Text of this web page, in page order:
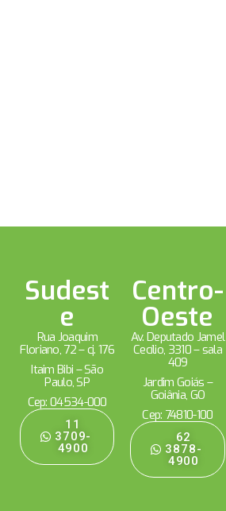
Sudest
e
Rua Joaquim
Floriano, 72 – cj. 176
Itaim Bibi – São
Paulo, SP
Cep: 04534-000
11
3709-
4900
Centro-
Oeste
Av. Deputado Jamel
Cecílio, 3310 – sala
409
Jardim Goiás –
Goiânia, GO
Cep: 74810-100
62
3878-
4900